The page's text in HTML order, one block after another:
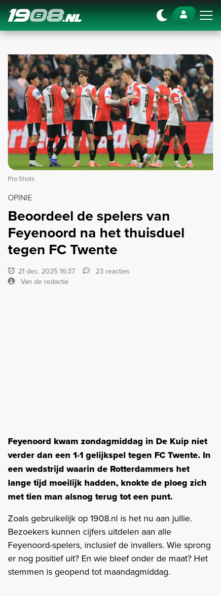
Navigation
Pro Shots
OPINIE
Beoordeel de spelers van
Feyenoord na het thuisduel
tegen FC Twente
21 dec. 2025 16:37
23 reacties
Van de redactie
Feyenoord kwam zondagmiddag in De Kuip niet
verder dan een 1-1 gelijkspel tegen FC Twente. In
een wedstrijd waarin de Rotterdammers het
lange tijd moeilijk hadden, knokte de ploeg zich
met tien man alsnog terug tot een punt.
Zoals gebruikelijk op 1908.nl is het nu aan jullie.
Bezoekers kunnen cijfers uitdelen aan alle
Feyenoord-spelers, inclusief de invallers. Wie sprong
er nog positief uit? En wie bleef onder de maat? Het
stemmen is geopend tot maandagmiddag.